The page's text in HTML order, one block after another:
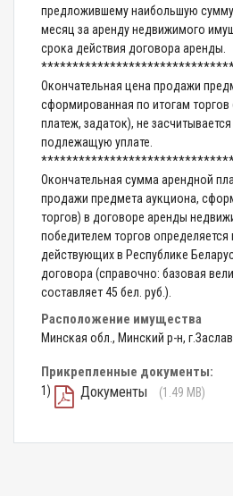
предложившему наибольшую
месяц за аренду недвижимого
срока действия договора аренды.
Окончательная цена продажи
сформированная по итогам
платеж, задаток), не
подлежащую уплате.
Окончательная сумма арендной
продажи предмета аукциона,
торгов) в договоре аренды
победителем торгов определяется
действующих в Республике
договора (справочно: базовая
составляет 45 бел. руб.).
Расположение имущества
Минская обл., Минский р-н,
Прикрепленные документы:
1) Документы (1.49 MB)